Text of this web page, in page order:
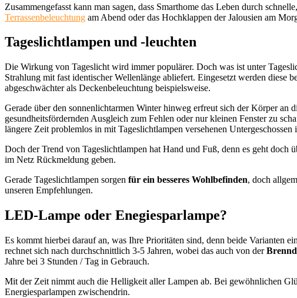
Zusammengefasst kann man sagen, dass Smarthome das Leben durch
Terrassenbeleuchtung am Abend oder das Hochklappen der Jalousien am
Tageslichtlampen und -leuchten
Die Wirkung von Tageslicht wird immer populärer. Doch was ist unter
Strahlung mit fast identischer Wellenlänge abliefert. Eingesetzt werden diese
abgeschwächter als Deckenbeleuchtung beispielsweise.
Gerade über den sonnenlichtarmen Winter hinweg erfreut sich der Körper an
gesundheitsfördernden Ausgleich zum Fehlen oder nur kleinen Fenster zu
längere Zeit problemlos in mit Tageslichtlampen versehenen
Doch der Trend von Tageslichtlampen hat Hand und Fuß, denn es geht
im Netz Rückmeldung geben.
Gerade Tageslichtlampen sorgen für ein besseres Wohlbefinden, doch
unseren Empfehlungen.
LED-Lampe oder Enegiesparlampe?
Es kommt hierbei darauf an, was Ihre Prioritäten sind, denn beide Varianten
rechnet sich nach durchschnittlich 3-5 Jahren, wobei das auch von der
Jahre bei 3 Stunden / Tag in Gebrauch.
Mit der Zeit nimmt auch die Helligkeit aller Lampen ab. Bei gewöhnlichen
Energiesparlampen zwischendrin.